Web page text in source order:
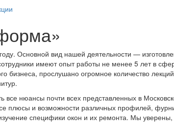
Основной вид нашей деятельности —
имеют опыт работы не менее 5 лет в
бизнеса, прослушано огромное количество
все нюансы почти всех представленных в
плюсы и возможности различных профилей,
специфики окон и их ремонта. Мы